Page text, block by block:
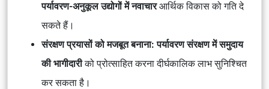
पर्यावरण-अनुकूल उद्योगों में नवाचारआर्थिक विकास को गति दे
सकते हैं।
संरक्षण प्रयासों को मजबूत बनाना: पर्यावरण संरक्षण में समुदाय
की भागीदारीको प्रोत्साहित करना दीर्घकालिक लाभ सुनिश्चित
कर सकता है।